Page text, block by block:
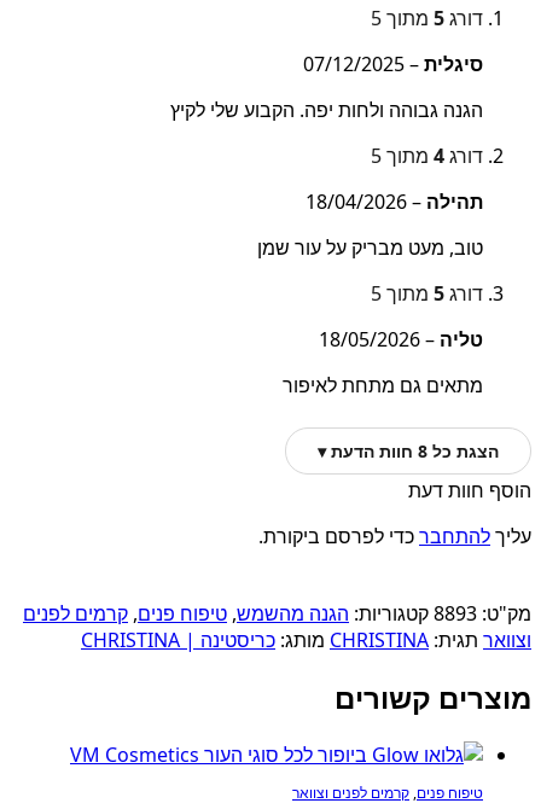
דורג5 מתוך 5
סיגלית–
07/12/2025
הגנה גבוהה ולחות יפה. הקבוע שלי לקיץ
דורג4 מתוך 5
תהילה –
18/04/2026
טוב, מעט מבריק על עור שמן
דורג5 מתוך 5
טליה –
18/05/2026
מתאים גם מתחת לאיפור
הצגת כל 8 חוות הדעת ▾
הוסף חוות דעת
עליךלהתחברכדי לפרסם ביקורת.
מק"ט: 8893קטגוריות: הגנה מהשמש, טיפוח פנים, קרמים לפנים
וצוואר תגית: CHRISTINA מותג: כריסטינה | CHRISTINA
מוצרים קשורים
טיפוח פנים, קרמים לפנים וצוואר